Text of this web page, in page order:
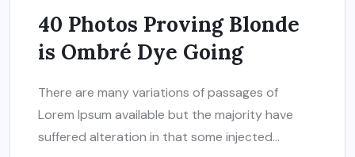
40 Photos Proving Blonde
is Ombré Dye Going
There are many variations of passages of
Lorem Ipsum available but the majority have
suffered alteration in that some injected...